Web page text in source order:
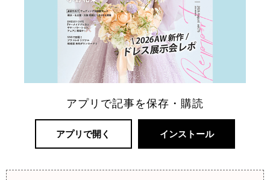
アプリで記事を保存・購読
アプリで開く インストール